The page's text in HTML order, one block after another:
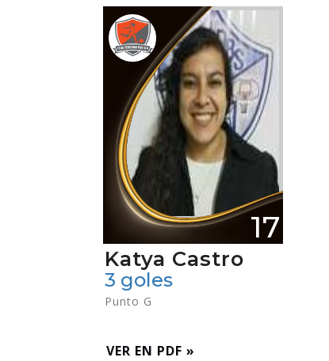
17
Katya Castro
3 goles
Punto G
VER EN PDF »